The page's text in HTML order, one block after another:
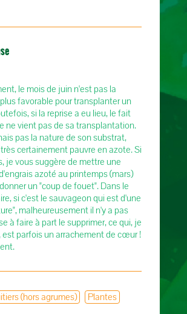
le mois de juin n'est pas la
favorable pour transplanter un
si la reprise a eu lieu, le fait
ne vient pas de sa transplantation.
pas la nature de son substrat,
certainement pauvre en azote. Si
je vous suggère de mettre une
azoté au printemps (mars)
un "coup de fouet". Dans le
si c'est le sauvageon qui est d'une
malheureusement il n'y a pas
à faire à part le supprimer, ce qui, je
est parfois un arrachement de cœur !
(hors agrumes) Plantes